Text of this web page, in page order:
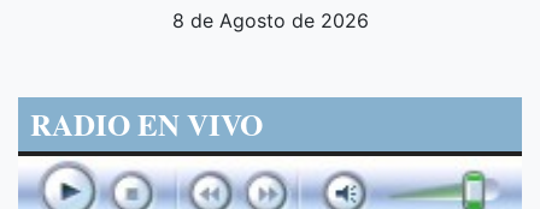
8 de Agosto de 2026
RADIO EN VIVO